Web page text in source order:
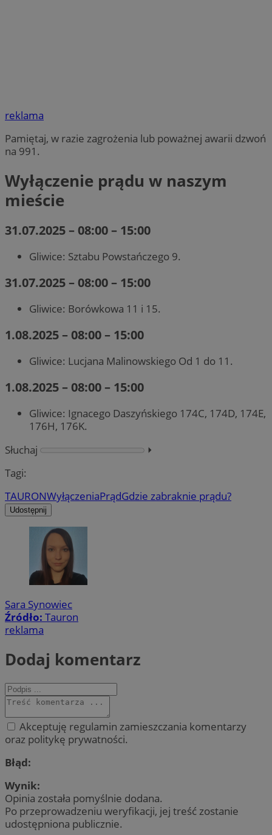
reklama
Pamiętaj, w razie zagrożenia lub poważnej awarii dzwoń
na 991.
Wyłączenie prądu w naszym
mieście
31.07.2025 – 08:00 – 15:00
Gliwice: Sztabu Powstańczego 9.
31.07.2025 – 08:00 – 15:00
Gliwice: Borówkowa 11 i 15.
1.08.2025 – 08:00 – 15:00
Gliwice: Lucjana Malinowskiego Od 1 do 11.
1.08.2025 – 08:00 – 15:00
Gliwice: Ignacego Daszyńskiego 174C, 174D, 174E,
176H, 176K.
Słuchaj
⏵︎
Tagi:
TAURONWyłączeniaPrądGdzie zabraknie prądu?
Udostępnij
Sara Synowiec
Źródło: Tauron
reklama
Dodaj komentarz
Akceptuję regulamin zamieszczania komentarzy
oraz politykę prywatności.
Błąd:
Wynik:
Opinia została pomyślnie dodana.
Po przeprowadzeniu weryfikacji, jej treść zostanie
udostępniona publicznie.